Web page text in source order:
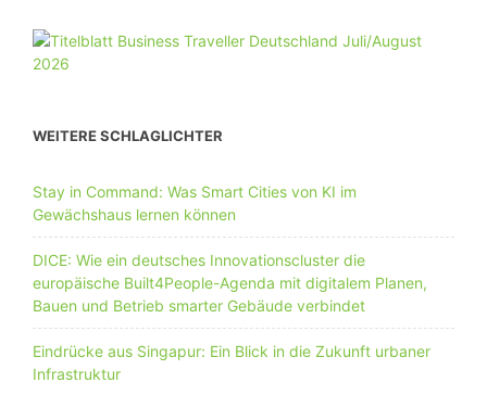
WEITERE SCHLAGLICHTER
Stay in Command: Was Smart Cities von KI im
Gewächshaus lernen können
DICE: Wie ein deutsches Innovationscluster die
europäische Built4People-Agenda mit digitalem Planen,
Bauen und Betrieb smarter Gebäude verbindet
Eindrücke aus Singapur: Ein Blick in die Zukunft urbaner
Infrastruktur